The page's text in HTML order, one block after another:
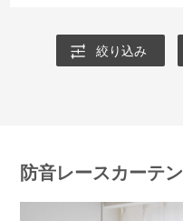
絞り込み
防音レースカーテ